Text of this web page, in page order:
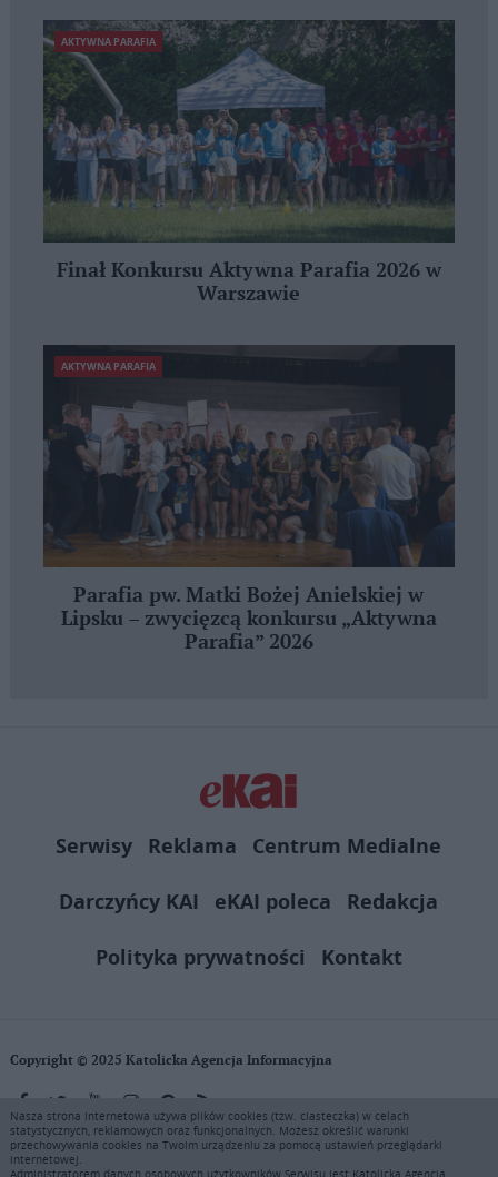
AKTYWNA PARAFIA
Finał Konkursu Aktywna Parafia 2026 w
Warszawie
AKTYWNA PARAFIA
Parafia pw. Matki Bożej Anielskiej w
Lipsku – zwycięzcą konkursu „Aktywna
Parafia” 2026
Serwisy Reklama
Centrum Medialne
Darczyńcy KAI
eKAI poleca
Redakcja
Polityka prywatności
Kontakt
Copyright © 2025 Katolicka Agencja Informacyjna
KAI zastrzega wszelkie prawa do serwisu. Użytkownicy mogą pobierać
i drukować fragmenty zawartości serwisu internetowego www.ekai.pl
Nasza strona internetowa używa plików cookies (tzw. ciasteczka) w celach
statystycznych, reklamowych oraz funkcjonalnych. Możesz określić warunki
przechowywania cookies na Twoim urządzeniu za pomocą ustawień przeglądarki
internetowej.